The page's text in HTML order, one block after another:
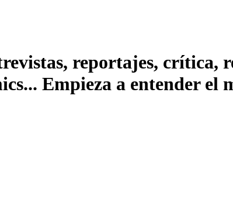
reportajes, crítica,
Empieza a entender el